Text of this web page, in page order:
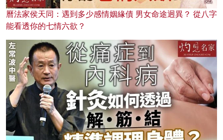
曆法家侯天同：遇到多少感情姻緣債 男女命途迥異？ 從八字
能看透你的七情六欲？